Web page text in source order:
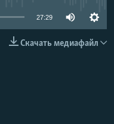
27:29
Скачать медиафайл